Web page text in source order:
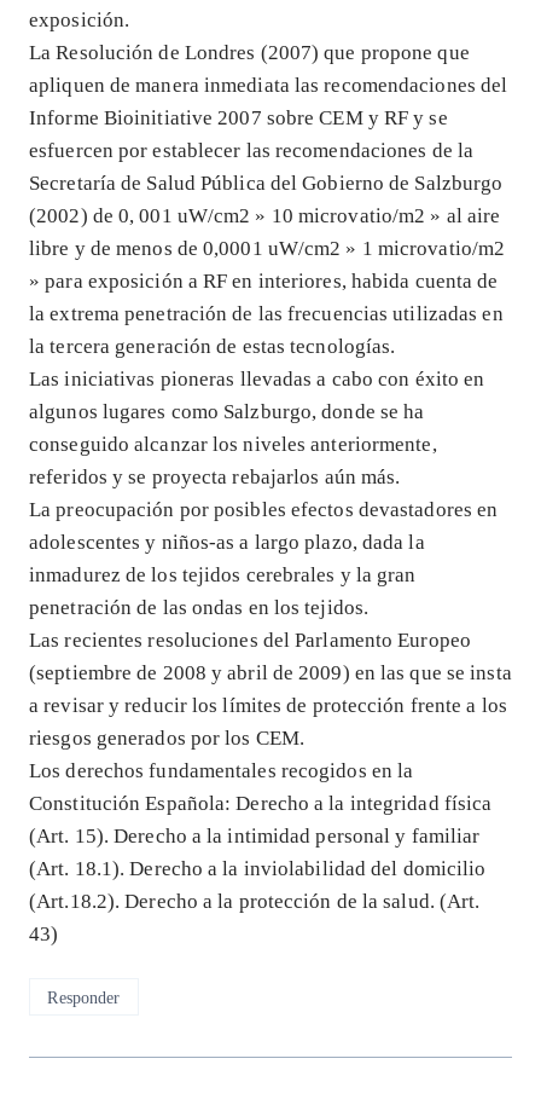
exposición.
La Resolución de Londres (2007) que propone que
apliquen de manera inmediata las recomendaciones del
Informe Bioinitiative 2007 sobre CEM y RF y se
esfuercen por establecer las recomendaciones de la
Secretaría de Salud Pública del Gobierno de Salzburgo
(2002) de 0, 001 uW/cm2 » 10 microvatio/m2 » al aire
libre y de menos de 0,0001 uW/cm2 » 1 microvatio/m2
» para exposición a RF en interiores, habida cuenta de
la extrema penetración de las frecuencias utilizadas en
la tercera generación de estas tecnologías.
Las iniciativas pioneras llevadas a cabo con éxito en
algunos lugares como Salzburgo, donde se ha
conseguido alcanzar los niveles anteriormente,
referidos y se proyecta rebajarlos aún más.
La preocupación por posibles efectos devastadores en
adolescentes y niños-as a largo plazo, dada la
inmadurez de los tejidos cerebrales y la gran
penetración de las ondas en los tejidos.
Las recientes resoluciones del Parlamento Europeo
(septiembre de 2008 y abril de 2009) en las que se insta
a revisar y reducir los límites de protección frente a los
riesgos generados por los CEM.
Los derechos fundamentales recogidos en la
Constitución Española: Derecho a la integridad física
(Art. 15). Derecho a la intimidad personal y familiar
(Art. 18.1). Derecho a la inviolabilidad del domicilio
(Art.18.2). Derecho a la protección de la salud. (Art.
43)
Responder